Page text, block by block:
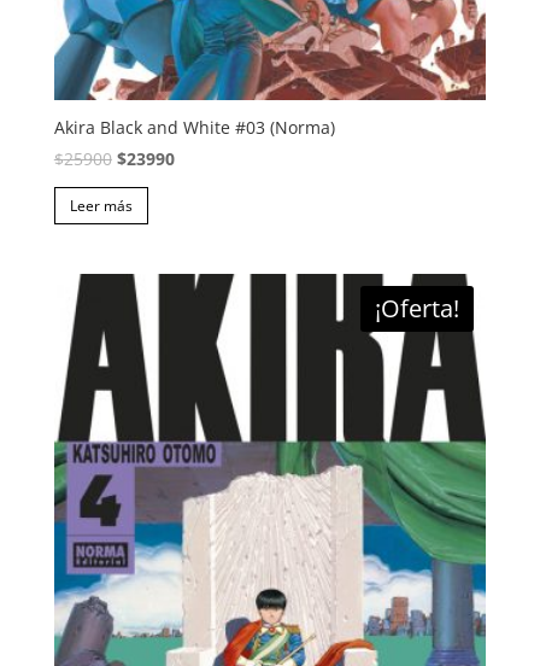
Akira Black and White #03 (Norma)
$25900 El
precio
original
$25900.
$23990El
$23990.
Leer más
¡Oferta!